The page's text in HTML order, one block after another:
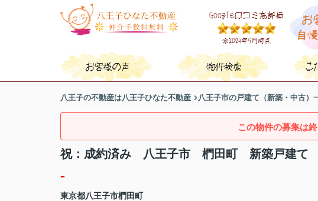
八王子の不動産は八王子ひなた不動産 八王子市の戸建て（新築・中古）
この物件の募集は終
祝：成約済み 八王子市 椚田町 新築戸建て
-
東京都八王子市椚田町